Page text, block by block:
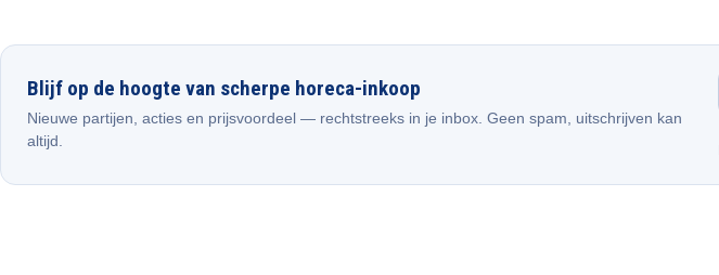
Blijf op de hoogte van scherpe horeca-inkoop
Nieuwe partijen, acties en prijsvoordeel — rechtstreeks in je inbox. Geen spam, uitschrijven kan
altijd.